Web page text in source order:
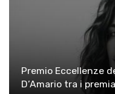
Premio Eccellenze
D’Amario tra i